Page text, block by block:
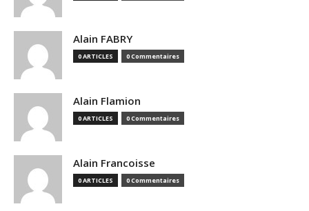
Alain FABRY
0 ARTICLES 0 Commentaires
Alain Flamion
0 ARTICLES 0 Commentaires
Alain Francoisse
0 ARTICLES 0 Commentaires